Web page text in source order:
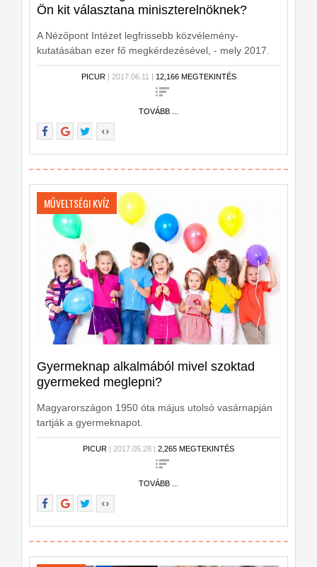
Ön kit választana miniszterelnöknek?
A Nézőpont Intézet legfrissebb közvélemény-
kutatásában ezer fő megkérdezésével, - mely 2017.
június 6-8. között készült -, az emberek 43 százaléka
Orbán Viktort választaná miniszterelnöknek. (Forrás:
PICUR| 2017.06.11 | 12,166 MEGTEKINTÉS
TOVÁBB ...
MŰVELTSÉGI KVÍZ
Gyermeknap alkalmából mivel szoktad
gyermeked meglepni?
Magyarországon 1950 óta május utolsó vasárnapján
tartják a gyermeknapot.
PICUR | 2017.05.28 | 2,265 MEGTEKINTÉS
TOVÁBB ...